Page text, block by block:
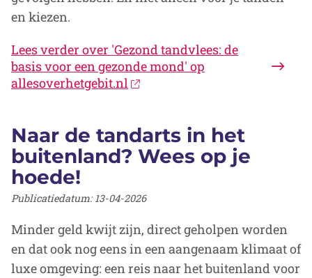
en kiezen.
Lees verder over 'Gezond tandvlees: de
basis voor een gezonde mond' op
allesoverhetgebit.nl
Naar de tandarts in het
buitenland? Wees op je
hoede!
Publicatiedatum:13-04-2026
Minder geld kwijt zijn, direct geholpen worden
en dat ook nog eens in een aangenaam klimaat of
luxe omgeving: een reis naar het buitenland voor